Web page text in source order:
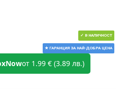
✓ В НАЛИЧНОСТ
★ ГАРАНЦИЯ ЗА НАЙ-ДОБРА ЦЕНА
от 1.99 € (3.89 лв.)